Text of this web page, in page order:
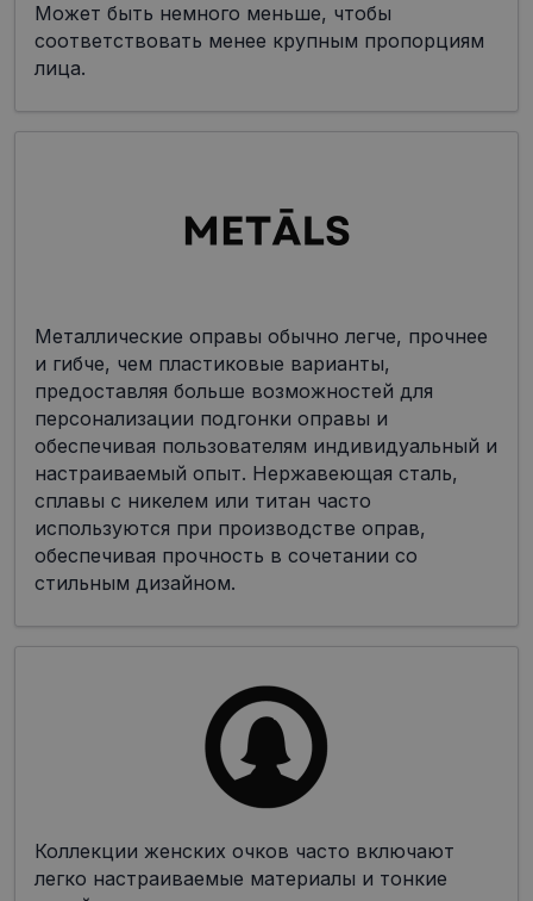
Может быть немного меньше, чтобы
соответствовать менее крупным пропорциям
лица.
Металлические оправы обычно легче, прочнее
и гибче, чем пластиковые варианты,
предоставляя больше возможностей для
персонализации подгонки оправы и
обеспечивая пользователям индивидуальный и
настраиваемый опыт. Нержавеющая сталь,
сплавы с никелем или титан часто
используются при производстве оправ,
обеспечивая прочность в сочетании со
стильным дизайном.
Коллекции женских очков часто включают
легко настраиваемые материалы и тонкие